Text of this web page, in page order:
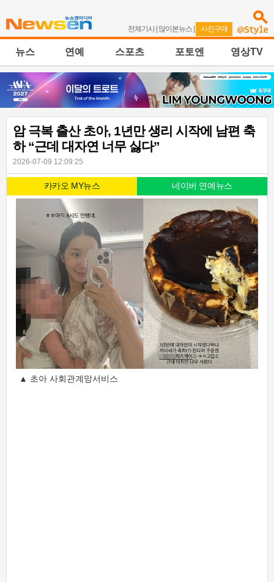
전체기사| 많이본뉴스 | 사진구매
뉴스 연예 스포츠 포토엔 영상TV
암 극복 출산 초아, 1년만 생리 시작에 남편 축
하 “근데 대자연 너무 싫다”
2026-07-09 12:09:25
카카오 MY뉴스 네이버 연예뉴스
▲ 초아 사회관계망서비스